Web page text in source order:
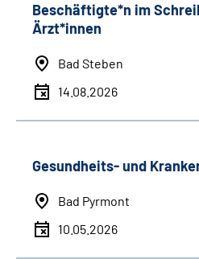
Beschäftigte*n im
Ärzt*innen
Bad Steben
14.08.2026
Gesundheits- und
Bad Pyrmont
10.05.2026